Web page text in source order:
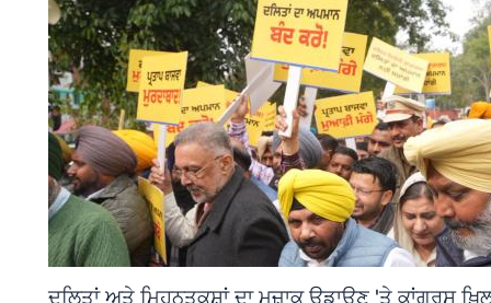
ਦਲਿਤਾਂ ਅਤੇ ਮਿਹਨਤਕਸ਼ਾਂ ਦਾ ਮਜ਼ਾਕ ਉਡਾਉਣ 'ਤੇ ਕਾਂਗਰਸ